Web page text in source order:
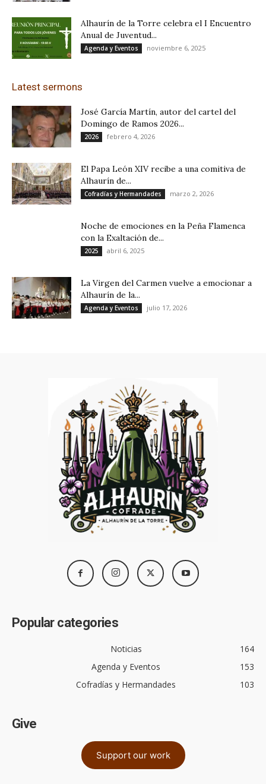
Alhaurín de la Torre celebra el I Encuentro
Anual de Juventud...
Agenda y Eventos noviembre 6, 2025
Latest sermons
José García Martín, autor del cartel del
Domingo de Ramos 2026...
2026 febrero 4, 2026
El Papa León XIV recibe a una comitiva de
Alhaurín de...
Cofradías y Hermandades marzo 2, 2026
Noche de emociones en la Peña Flamenca
con la Exaltación de...
2025 abril 6, 2025
La Virgen del Carmen vuelve a emocionar a
Alhaurín de la...
Agenda y Eventos julio 17, 2026
Popular categories
Noticias
164
Agenda y Eventos
153
Cofradías y Hermandades
103
Give
Support our work